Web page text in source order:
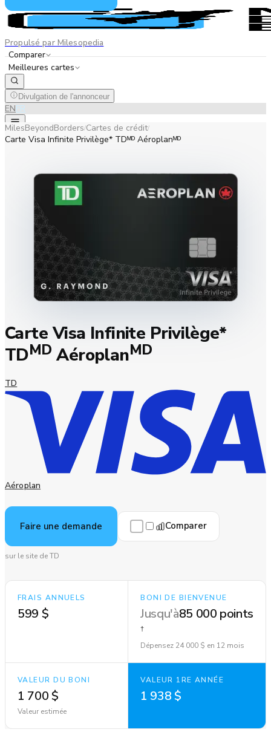
Propulsé par Milesopedia
Comparer
Meilleures cartes
Divulgation de l'annonceur
ENFR
MilesBeyondBorders/Cartes de crédit/
Carte Visa Infinite Privilège* TDᴹᴰ Aéroplanᴹᴰ
Carte Visa Infinite Privilège*
TDMD AéroplanMD
TD
Aéroplan
Faire une demande Comparer
sur le site de TD
FRAIS ANNUELS
599 $
BONI DE BIENVENUE
Jusqu'à85 000 points
†
Dépensez 24 000 $ en 12 mois
VALEUR DU BONI
1 700 $
Valeur estimée
VALEUR 1RE ANNÉE
1 938 $